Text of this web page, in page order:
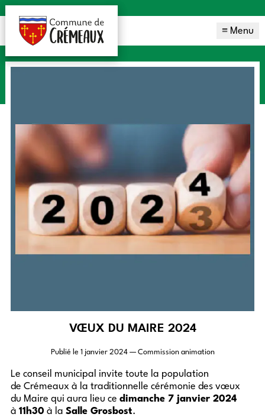
≡ Menu
VŒUX DU MAIRE 2024
Publié le 1 janvier 2024— Commission animation
Le conseil municipal invite toute la population
de Crémeaux à la traditionnelle cérémonie des vœux
du Maire qui aura lieu ce dimanche 7 janvier 2024
à 11h30 à la Salle Grosbost.